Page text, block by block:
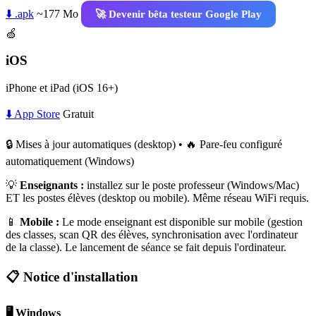
⬇️ .apk ~177 Mo
🚀 Devenir bêta testeur Google Play
🍏
iOS
iPhone et iPad (iOS 16+)
⬇️ App Store Gratuit
🔒 Mises à jour automatiques (desktop) • 🔥 Pare-feu configuré
automatiquement (Windows)
💡 Enseignants : installez sur le poste professeur (Windows/Mac)
ET les postes élèves (desktop ou mobile). Même réseau WiFi requis.
📱 Mobile : Le mode enseignant est disponible sur mobile (gestion
des classes, scan QR des élèves, synchronisation avec l'ordinateur
de la classe). Le lancement de séance se fait depuis l'ordinateur.
📋 Notice d'installation
🖥️ Windows